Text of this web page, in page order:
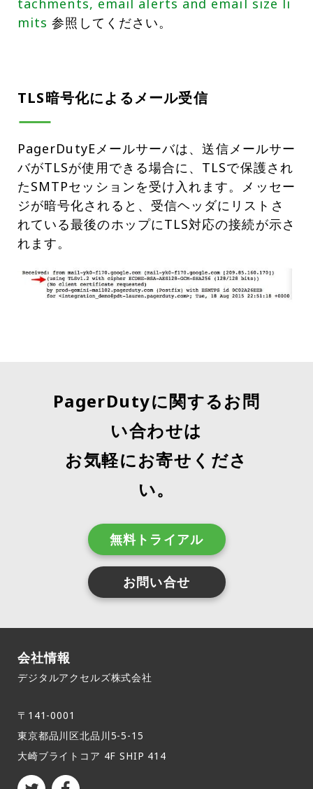
tachments, email alerts and email size li
mits 参照してください。
TLS暗号化によるメール受信
PagerDutyEメ​​ールサーバは、送信メールサー
バがTLSが使用できる場合に、TLSで保護され
たSMTPセッションを受け入れます。メッセー
ジが暗号化されると、受信ヘッダにリストさ
れている最後のホップにTLS対応の接続が示さ
れます。
PagerDutyに関するお問
い合わせは
お気軽にお寄せくださ
い。
無料トライアル
お問い合せ
会社情報
デジタルアクセルズ株式会社
〒141-0001
東京都品川区北品川5-5-15​
大崎ブライトコア 4F SHIP 414